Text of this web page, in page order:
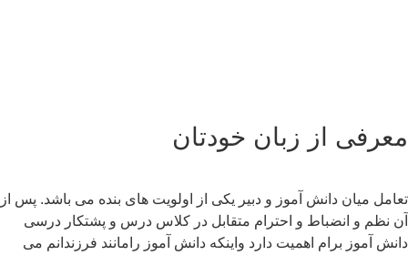
از زبان خودتان
میان دانش آموز و دبیر یکی از اولویت های بنده می باشد. پس از
نظم و انضباط و احترام متقابل در کلاس درس و پشتکار درسی
آموز برام اهمیت دارد واینکه دانش آموز رامانند فرزندانم می